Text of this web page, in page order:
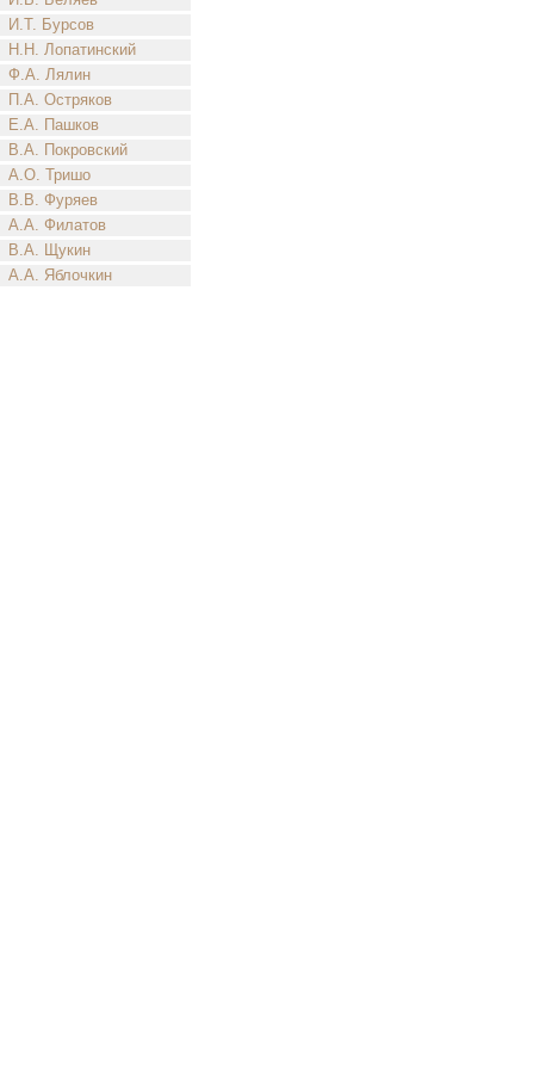
И.Т. Бурсов
Н.Н. Лопатинский
Ф.А. Лялин
П.А. Остряков
Е.А. Пашков
В.А. Покровский
А.О. Тришо
В.В. Фуряев
А.А. Филатов
В.А. Щукин
А.А. Яблочкин